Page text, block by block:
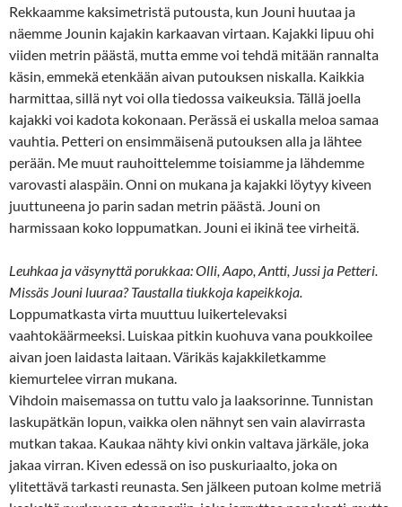
Rekkaamme kaksimetristä putousta, kun Jouni huutaa ja
näemme Jounin kajakin karkaavan virtaan. Kajakki lipuu ohi
viiden metrin päästä, mutta emme voi tehdä mitään rannalta
käsin, emmekä etenkään aivan putouksen niskalla. Kaikkia
harmittaa, sillä nyt voi olla tiedossa vaikeuksia. Tällä joella
kajakki voi kadota kokonaan. Perässä ei uskalla meloa samaa
vauhtia. Petteri on ensimmäisenä putouksen alla ja lähtee
perään. Me muut rauhoittelemme toisiamme ja lähdemme
varovasti alaspäin. Onni on mukana ja kajakki löytyy kiveen
juuttuneena jo parin sadan metrin päästä. Jouni on
harmissaan koko loppumatkan. Jouni ei ikinä tee virheitä.
Leuhkaa ja väsynyttä porukkaa: Olli, Aapo, Antti, Jussi ja Petteri.
Missäs Jouni luuraa? Taustalla tiukkoja kapeikkoja.
Loppumatkasta virta muuttuu luikertelevaksi
vaahtokäärmeeksi. Luiskaa pitkin kuohuva vana poukkoilee
aivan joen laidasta laitaan. Värikäs kajakkiletkamme
kiemurtelee virran mukana.
Vihdoin maisemassa on tuttu valo ja laaksorinne. Tunnistan
laskupätkän lopun, vaikka olen nähnyt sen vain alavirrasta
mutkan takaa. Kaukaa nähty kivi onkin valtava järkäle, joka
jakaa virran. Kiven edessä on iso puskuriaalto, joka on
ylitettävä tarkasti reunasta. Sen jälkeen putoan kolme metriä